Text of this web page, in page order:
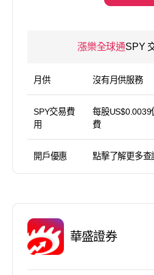
漲樂全球通SPY
月供 沒有月供服務
SPY交易費
用
每股US$0.0039
費
開戶優惠 點擊了解更多查
華盛證券